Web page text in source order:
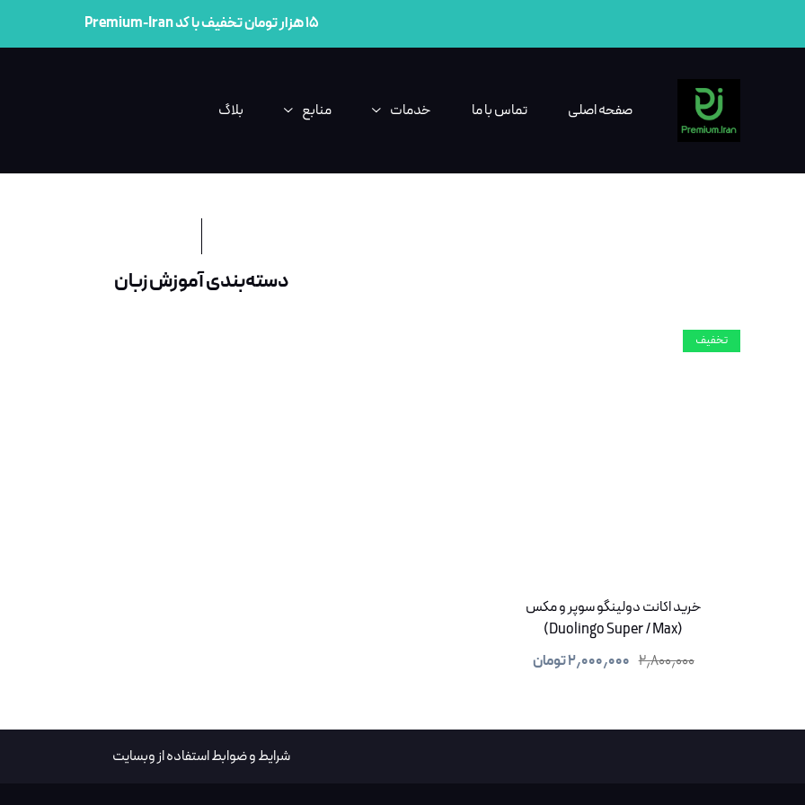
۱۵ هزار تومان تخفیف با کد Premium-Iran
صفحه اصلی تماس با ما خدمات منابع بلاگ
دسته‌بندی آموزش زبان
تخفیف
خرید اکانت دولینگو سوپر و مکس
(Duolingo Super / Max)
۲٫۸۰۰٫۰۰۰ ۲٫۰۰۰٫۰۰۰تومان
شرایط و ضوابط استفاده از وبسایت